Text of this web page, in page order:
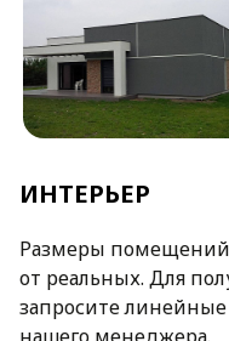
ИНТЕРЬЕР
Размеры помещений
от реальных. Для
запросите